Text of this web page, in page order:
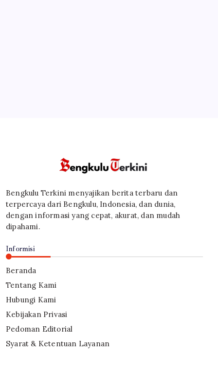
Bengkulu Terkini menyajikan berita terbaru dan
terpercaya dari Bengkulu, Indonesia, dan dunia,
dengan informasi yang cepat, akurat, dan mudah
dipahami.
Informisi
Beranda
Tentang Kami
Hubungi Kami
Kebijakan Privasi
Pedoman Editorial
Syarat & Ketentuan Layanan